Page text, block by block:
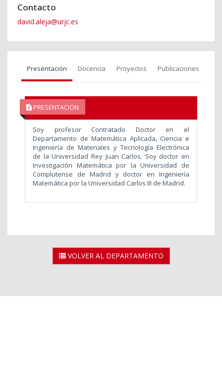
Contacto
david.aleja@urjc.es
Presentación Docencia Proyectos Publicaciones
PRESENTACIÓN
Soy profesor Contratado Doctor en el
Departamento de Matemática Aplicada, Ciencia e
Ingeniería de Materiales y Tecnología Electrónica
de la Universidad Rey Juan Carlos. Soy doctor en
Investigación Matemática por la Universidad de
Complutense de Madrid y doctor en Ingeniería
Matemática por la Universidad Carlos III de Madrid.
VOLVER AL DEPARTAMENTO